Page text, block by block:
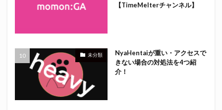
【TimeMelterチャンネル】
未分類
NyaHentaiが重い・アクセスで
きない場合の対処法を4つ紹
介！